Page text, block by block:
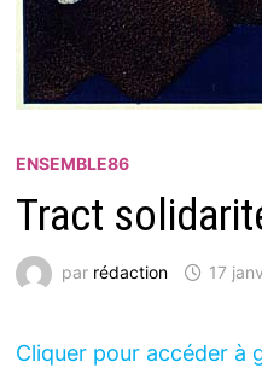
ENSEMBLE86
Tract
par rédaction 17
Cliquer pour accéder à